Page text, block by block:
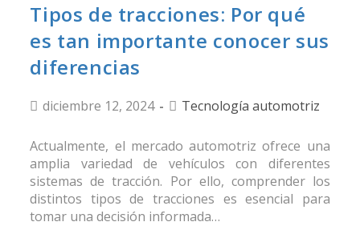
Tipos de tracciones: Por qué
es tan importante conocer sus
diferencias
diciembre 12, 2024 Tecnología automotriz
Actualmente, el mercado automotriz ofrece una
amplia variedad de vehículos con diferentes
sistemas de tracción. Por ello, comprender los
distintos tipos de tracciones es esencial para
tomar una decisión informada…